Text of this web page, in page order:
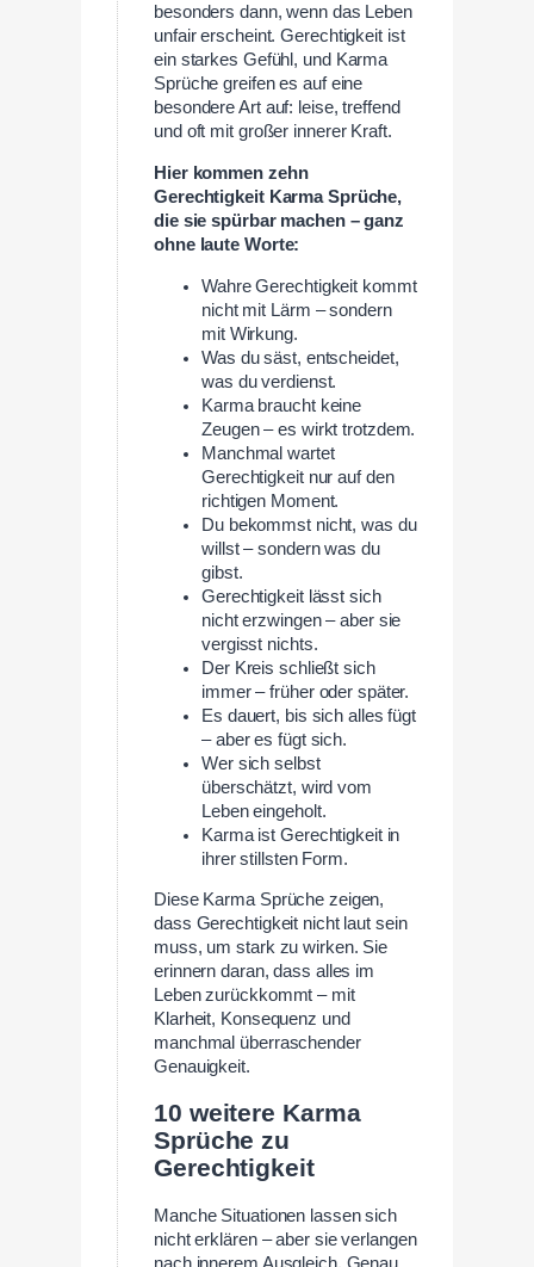
besonders dann, wenn das Leben
unfair erscheint. Gerechtigkeit ist
ein starkes Gefühl, und Karma
Sprüche greifen es auf eine
besondere Art auf: leise, treffend
und oft mit großer innerer Kraft.
Hier kommen zehn
Gerechtigkeit Karma Sprüche,
die sie spürbar machen – ganz
ohne laute Worte:
Wahre Gerechtigkeit kommt
nicht mit Lärm – sondern
mit Wirkung.
Was du säst, entscheidet,
was du verdienst.
Karma braucht keine
Zeugen – es wirkt trotzdem.
Manchmal wartet
Gerechtigkeit nur auf den
richtigen Moment.
Du bekommst nicht, was du
willst – sondern was du
gibst.
Gerechtigkeit lässt sich
nicht erzwingen – aber sie
vergisst nichts.
Der Kreis schließt sich
immer – früher oder später.
Es dauert, bis sich alles fügt
– aber es fügt sich.
Wer sich selbst
überschätzt, wird vom
Leben eingeholt.
Karma ist Gerechtigkeit in
ihrer stillsten Form.
Diese Karma Sprüche zeigen,
dass Gerechtigkeit nicht laut sein
muss, um stark zu wirken. Sie
erinnern daran, dass alles im
Leben zurückkommt – mit
Klarheit, Konsequenz und
manchmal überraschender
Genauigkeit.
10 weitere Karma
Sprüche zu
Gerechtigkeit
Manche Situationen lassen sich
nicht erklären – aber sie verlangen
nach innerem Ausgleich. Genau